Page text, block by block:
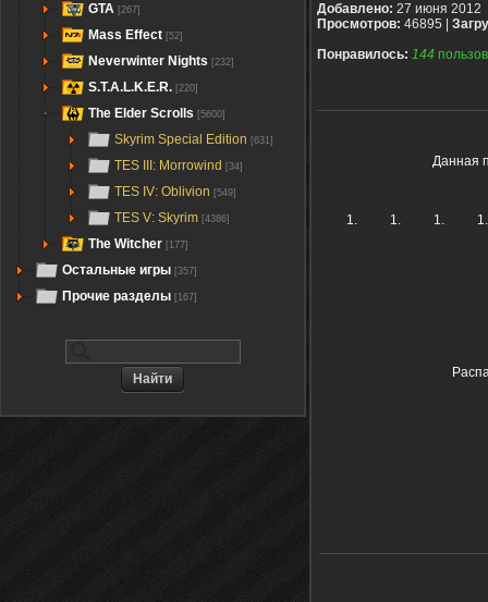
GTA [267]
Mass Effect [52]
Neverwinter Nights [232]
S.T.A.L.K.E.R. [220]
The Elder Scrolls [5600]
Skyrim Special Edition [631]
TES III: Morrowind [34]
TES IV: Oblivion [549]
TES V: Skyrim [4386]
The Witcher [177]
Остальные игры [357]
Прочие разделы [167]
Добавлено: 27 июня 2012
Просмотров: 46895 |
Понравилось: 144
Данная